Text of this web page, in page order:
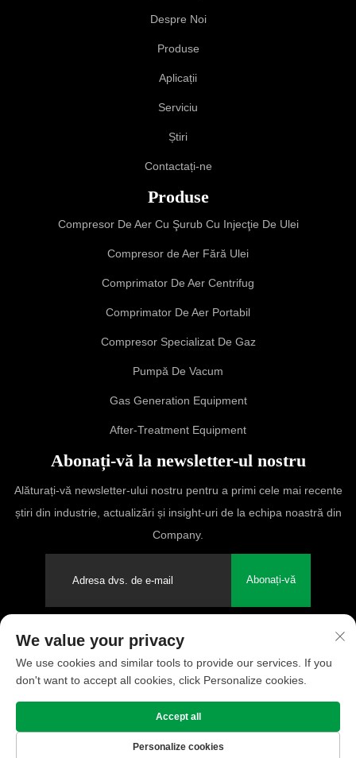
Despre Noi
Produse
Aplicații
Serviciu
Știri
Contactați-ne
Produse
Compresor De Aer Cu Şurub Cu Injecţie De Ulei
Compresor de Aer Fără Ulei
Comprimator De Aer Centrifug
Comprimator De Aer Portabil
Compresor Specializat De Gaz
Pumpă De Vacum
Gas Generation Equipment
After-Treatment Equipment
Abonați-vă la newsletter-ul nostru
Alăturați-vă newsletter-ului nostru pentru a primi cele mai recente
știri din industrie, actualizări și insight-uri de la echipa noastră din
Company.
Abonați-vă
Toate drepturile rezervate
We value your privacy
We use cookies and similar tools to provide our services. If you
don't want to accept all cookies, click Personalize cookies.
Personalize cookies
Accept all